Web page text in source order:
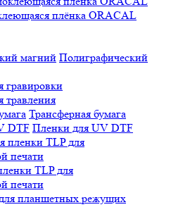
плёнка ORACAL
Полиграфический
гравировки
травления
Трансферная бумага
Пленки для UV DTF
TLP для
печати